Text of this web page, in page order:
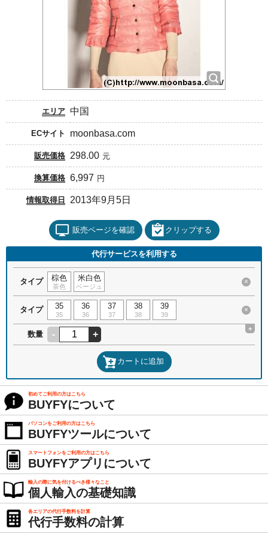
エリア 中国
ECサイト moonbasa.com
販売価格 298.00 元
換算価格 6,997 円
情報取得日 2013年9月5日
販売ページを確認 クリップする
代行サービスを利用する
タイプ 棕色
茶色
米白色
ベージュ
×
タイプ 35
35
36
36
37
37
38
38
39
39
×
数量 - +
+
カートに追加
初めてご利用の方はこちら
BUYFYについて
パソコンをご利用の方はこちら
BUYFYツールについて
スマートフォンをご利用の方はこちら
BUYFYアプリについて
輸入の際に気を付けるべき様々なこと
個人輸入の基礎知識
各エリアの代行手数料を計算
代行手数料の計算